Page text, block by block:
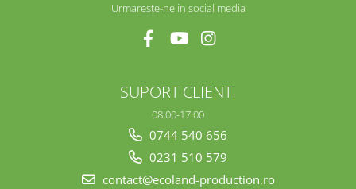
Urmareste-ne in social media
SUPORT CLIENTI
08:00-17:00
0744 540 656
0231 510 579
contact@ecoland-production.ro